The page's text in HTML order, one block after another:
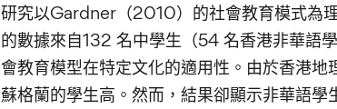
研究以Gardner（2010）的社會教育模式為
的數據來自132 名中學生（54 名香港非華語
會教育模型在特定文化的適用性。由於香港
蘇格蘭的學生高。然而，結果卻顯示非華語